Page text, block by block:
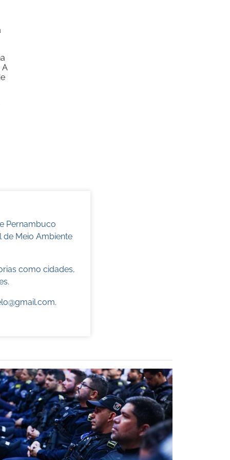
A
Pernambuco
de Meio Ambiente
como cidades,
.